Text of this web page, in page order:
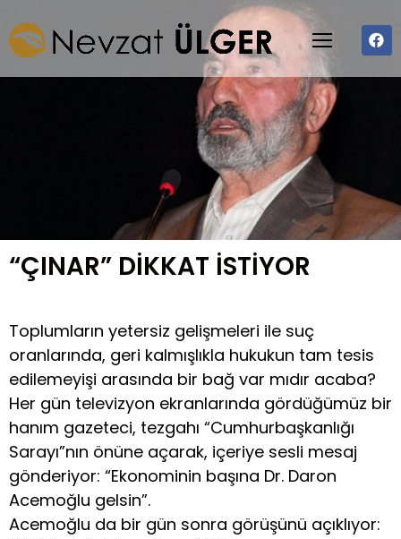
“ÇINAR” DİKKAT İSTİYOR
Toplumların yetersiz gelişmeleri ile suç
oranlarında, geri kalmışlıkla hukukun tam tesis
edilemeyişi arasında bir bağ var mıdır acaba?
Her gün televizyon ekranlarında gördüğümüz bir
hanım gazeteci, tezgahı “Cumhurbaşkanlığı
Sarayı”nın önüne açarak, içeriye sesli mesaj
gönderiyor: “Ekonominin başına Dr. Daron
Acemoğlu gelsin”.
Acemoğlu da bir gün sonra görüşünü açıklıyor: